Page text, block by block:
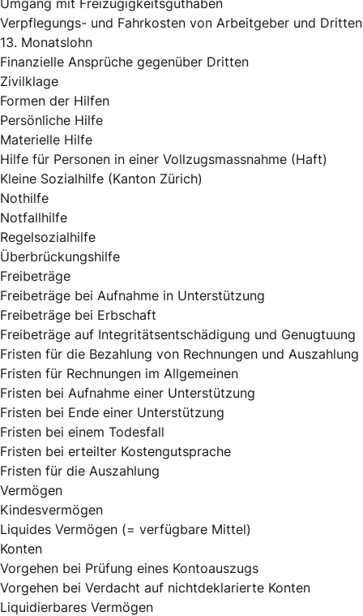
Umgang mit Freizügigkeitsguthaben
Verpflegungs- und Fahrkosten von Arbeitgeber und Dritten
13. Monatslohn
Finanzielle Ansprüche gegenüber Dritten
Zivilklage
Formen der Hilfen
Persönliche Hilfe
Materielle Hilfe
Hilfe für Personen in einer Vollzugsmassnahme (Haft)
Kleine Sozialhilfe (Kanton Zürich)
Nothilfe
Notfallhilfe
Regelsozialhilfe
Überbrückungshilfe
Freibeträge
Freibeträge bei Aufnahme in Unterstützung
Freibeträge bei Erbschaft
Freibeträge auf Integritätsentschädigung und Genugtuung
Fristen für die Bezahlung von Rechnungen und Auszahlung
Fristen für Rechnungen im Allgemeinen
Fristen bei Aufnahme einer Unterstützung
Fristen bei Ende einer Unterstützung
Fristen bei einem Todesfall
Fristen bei erteilter Kostengutsprache
Fristen für die Auszahlung
Vermögen
Kindesvermögen
Liquides Vermögen (= verfügbare Mittel)
Konten
Vorgehen bei Prüfung eines Kontoauszugs
Vorgehen bei Verdacht auf nichtdeklarierte Konten
Liquidierbares Vermögen